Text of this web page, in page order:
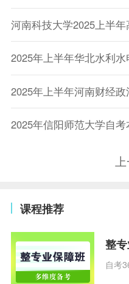
课程推荐
整
自考